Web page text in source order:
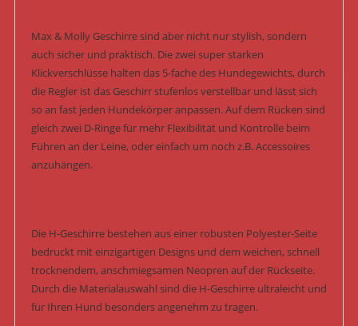
Max & Molly Geschirre sind aber nicht nur stylish, sondern
auch sicher und praktisch. Die zwei super starken
Klickverschlüsse halten das 5-fache des Hundegewichts, durch
die Regler ist das Geschirr stufenlos verstellbar und lässt sich
so an fast jeden Hundekörper anpassen. Auf dem Rücken sind
gleich zwei D-Ringe für mehr Flexibilität und Kontrolle beim
Führen an der Leine, oder einfach um noch z.B. Accessoires
anzuhängen.
Die H-Geschirre bestehen aus einer robusten Polyester-Seite
bedruckt mit einzigartigen Designs und dem weichen, schnell
trocknendem, anschmiegsamen Neopren auf der Rückseite.
Durch die Materialauswahl sind die H-Geschirre ultraleicht und
für Ihren Hund besonders angenehm zu tragen.